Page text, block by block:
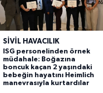
SIVIL HAVACILIK
ISG personelinden örnek
müdahale: Boğazına
boncuk kaçan 2 yaşındaki
bebeğin hayatını Heimlich
manevrasıyla kurtardılar